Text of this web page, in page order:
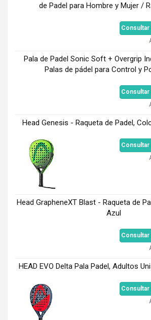
de Padel para Hombre y Mujer /
Pala de Padel Sonic Soft + Overgrip
Palas de pádel para Control y
Head Genesis - Raqueta de Padel,
Head GrapheneXT Blast - Raqueta de
Azul
HEAD EVO Delta Pala Padel, Adultos